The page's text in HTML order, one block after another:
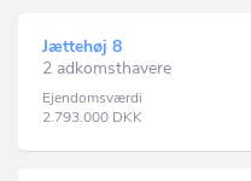
Jættehøj 8
2 adkomsthavere
Ejendomsværdi
2.793.000 DKK